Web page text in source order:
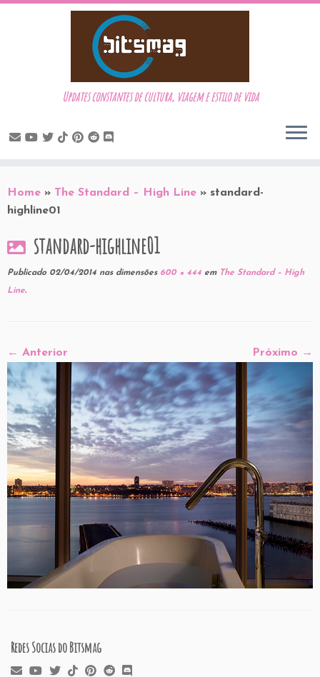
to
content
Updates constantes de cultura, viagem e estilo de vida
Home » The Standard – High Line » standard-
highline01
standard-highline01
Publicado 02/04/2014 nas dimensões600 × 444 emThe Standard – High
Line.
← Anterior Próximo →
Redes Socias do Bitsmag